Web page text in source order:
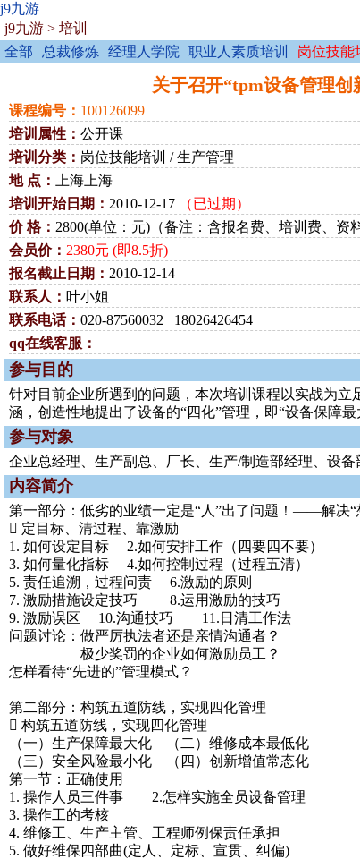
j9九游
j9九游 > 培训
全部
总裁修炼 经理人学院 职业人素质培训 岗位技能
关于召开“tpm设备管理
课程编号： 100126099
培训属性： 公开课
培训分类： 岗位技能培训 / 生产管理
地 点：
上海上海
培训开始日期： 2010-12-17
（已过期）
价 格： 2800(单位：元)（备注：含报名费、培训费、资
会员价： 2380元 (即8.5折)
报名截止日期： 2010-12-14
联系人： 叶小姐
联系电话： 020-87560032 18026426454
qq在线客服：
参与目的
针对目前企业所遇到的问题，本次培训课程以实战为
涵，创造性地提出了设备的“四化”管理，即“设备保障
参与对象
企业总经理、生产副总、厂长、生产/制造部经理、设
内容简介
第一部分：低劣的业绩一定是“人”出了问题！——解决“
 定目标、清过程、靠激励
1. 如何设定目标 2.如何安排工作（四要四不要）
3. 如何量化指标 4.如何控制过程（过程五清）
5. 责任追溯，过程问责 6.激励的原则
7. 激励措施设定技巧 8.运用激励的技巧
9. 激励误区 10.沟通技巧 11.日清工作法
问题讨论：做严厉执法者还是亲情沟通者？
极少奖罚的企业如何激励员工？
怎样看待“先进的”管理模式？
第二部分：构筑五道防线，实现四化管理
 构筑五道防线，实现四化管理
（一）生产保障最大化 （二）维修成本最低化
（三）安全风险最小化 （四）创新增值常态化
第一节：正确使用
1. 操作人员三件事 2.怎样实施全员设备管理
3. 操作工的考核
4. 维修工、生产主管、工程师例保责任承担
5. 做好维保四部曲(定人、定标、宣贯、纠偏)